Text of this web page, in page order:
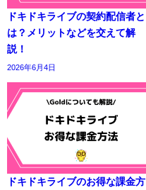
ドキドキライブの契約配信者と
は？メリットなどを交えて解
説！
2026年6月4日
ドキドキライブのお得な課金方